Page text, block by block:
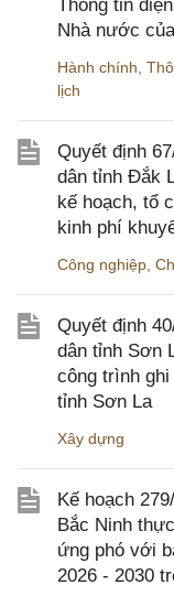
Thông tin
Nhà nước
Hành chính
lịch
Quyết định
dân tỉnh Đắk
kế hoạch, tổ
kinh phí
Công nghiệp
Quyết định
dân tỉnh Sơn
công trình
tỉnh Sơn La
Xây dựng
Kế hoạch
Bắc Ninh
ứng phó với
2026 - 2030